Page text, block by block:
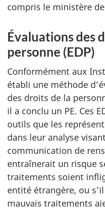
compris le ministère
Évaluations des
personne (EDP)
Conformément aux
établi une méthode
des droits de la
il a conclu un PE. Ces
outils que les
dans leur analyse
communication de
entraînerait un risque
traitements soient
entité étrangère, ou
mauvais traitements